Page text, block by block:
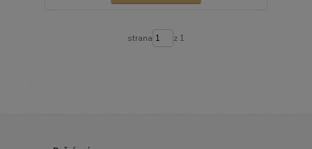
strana z 1